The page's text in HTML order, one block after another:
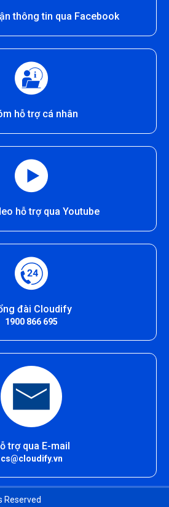
thông tin qua Facebook
hỗ trợ cá nhân
hỗ trợ qua Youtube
đài Cloudify
1900 866 695
trợ qua E-mail
cs@cloudify.vn
Reserved